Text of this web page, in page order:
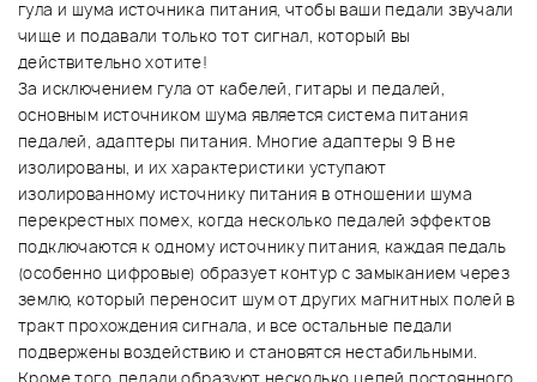
гула и шума источника питания, чтобы ваши педали звучали
чище и подавали только тот сигнал, который вы
действительно хотите!
За исключением гула от кабелей, гитары и педалей,
основным источником шума является система питания
педалей, адаптеры питания. Многие адаптеры 9 В не
изолированы, и их характеристики уступают
изолированному источнику питания в отношении шума
перекрестных помех, когда несколько педалей эффектов
подключаются к одному источнику питания, каждая педаль
(особенно цифровые) образует контур с замыканием через
землю, который переносит шум от других магнитных полей в
тракт прохождения сигнала, и все остальные педали
подвержены воздействию и становятся нестабильными.